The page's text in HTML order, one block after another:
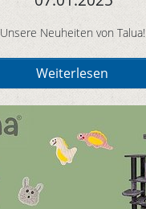
Unsere Neuheiten von Talua!
Weiterlesen